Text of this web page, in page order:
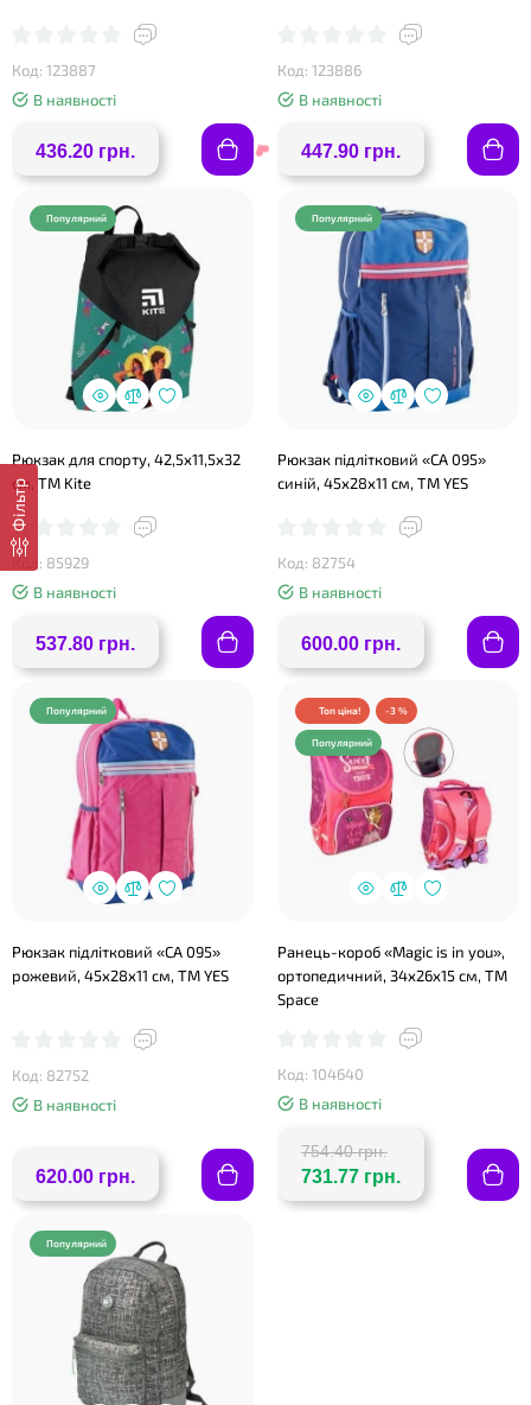
Фільтр
Код: 123887
В наявності
436.20 грн.
Код: 123886
В наявності
447.90 грн.
Популярний
Рюкзак для спорту, 42,5х11,5х32
см, ТМ Kite
Код: 85929
В наявності
537.80 грн.
Популярний
Рюкзак підлітковий «CA 095»
синій, 45х28х11 см, ТМ YES
Код: 82754
В наявності
600.00 грн.
Популярний
Рюкзак підлітковий «CA 095»
рожевий, 45х28х11 см, ТМ YES
Код: 82752
В наявності
620.00 грн.
Топ ціна! -3 %
Популярний
Ранець-короб «Magic is in you»,
ортопедичний, 34х26х15 см, ТМ
Space
Код: 104640
В наявності
754.40 грн.
731.77 грн.
Популярний
❤
❤